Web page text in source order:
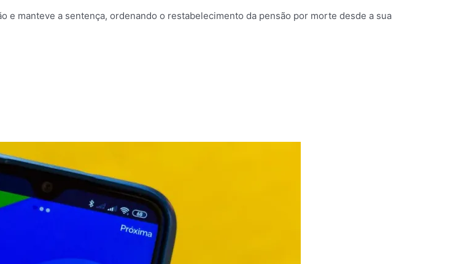
e manteve a sentença, ordenando o restabelecimento da pensão por morte desde a sua